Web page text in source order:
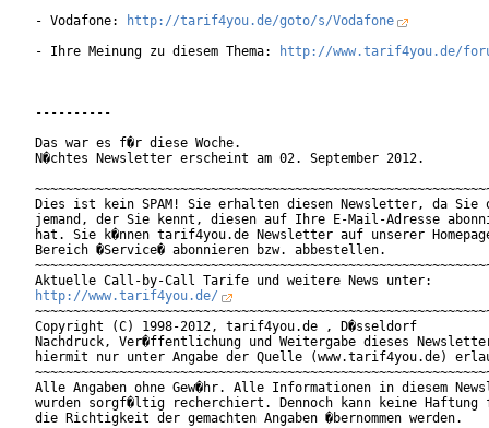
- Vodafone:
http://tarif4you.de/goto/s/Vodafone
- Ihre Meinung zu diesem Thema:
http://www.tarif4you.de/
----------
Das war es f�r diese Woche.
N�chtes Newsletter erscheint am 02. September 2012.
Dies ist kein SPAM! Sie erhalten diesen Newsletter, da Sie
jemand, der Sie kennt, diesen auf Ihre E-Mail-Adresse
hat. Sie k�nnen tarif4you.de Newsletter auf unserer
Bereich �Service� abonnieren bzw. abbestellen.
http://www.tarif4you.de/
Copyright (C) 1998-2012, tarif4you.de , D�sseldorf
Nachdruck, Ver�ffentlichung und Weitergabe dieses
hiermit nur unter Angabe der Quelle (www.tarif4you.de)
Alle Angaben ohne Gew�hr. Alle Informationen in diesem
wurden sorgf�ltig recherchiert. Dennoch kann keine Haftung
die Richtigkeit der gemachten Angaben �bernommen werden.